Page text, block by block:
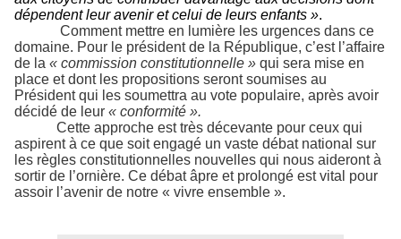
dépendent leur avenir et celui de leurs enfants ».
Comment mettre en lumière les urgences dans ce
domaine. Pour le président de la République, c’est l’affaire
de la « commission constitutionnelle » qui sera mise en
place et dont les propositions seront soumises au
Président qui les soumettra au vote populaire, après avoir
décidé de leur « conformité ».
Cette approche est très décevante pour ceux qui
aspirent à ce que soit engagé un vaste débat national sur
les règles constitutionnelles nouvelles qui nous aideront à
sortir de l’ornière. Ce débat âpre et prolongé est vital pour
assoir l’avenir de notre « vivre ensemble ».